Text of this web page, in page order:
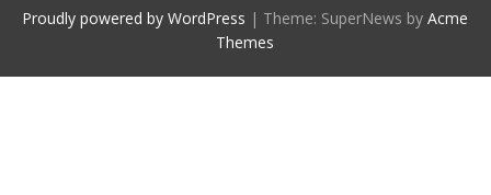
Proudly powered by WordPress | Theme: SuperNews byAcme
Themes